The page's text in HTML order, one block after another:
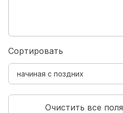
Сортировать
Очистить все поля